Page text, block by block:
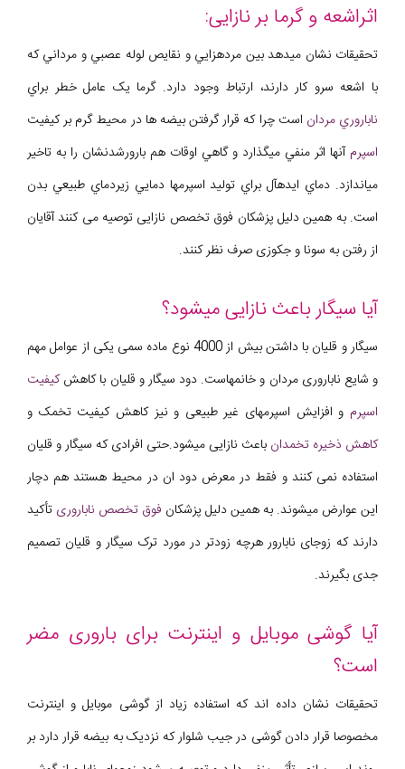
اثراشعه و گرما بر نازایی:
تحقيقات نشان ميدهد بين مردهزايي و نقايص لوله عصبي و مرداني که
با اشعه سرو کار دارند، ارتباط وجود دارد. گرما يک عامل خطر براي
ناباروري مردان است چرا که قرار گرفتن بيضه ها در محيط گرم بر کيفيت
اسپرمآنها اثر منفي ميگذارد و گاهي اوقات هم بارورشدنشان را به تاخير
مياندازد. دماي ايدهآل براي توليد اسپرمها دمايي زيردماي طبيعي بدن
است. به همین دلیل پزشکان فوق تخصص نازایی توصیه می کنند آقایان
از رفتن به سونا و جکوزی صرف نظر کنند.
آیا سیگار باعث نازایی میشود؟
سیگار و قلیان با داشتن بیش از 4000 نوع ماده سمی یکی از عوامل مهم
و شایع ناباروری مردان و خانمهاست. دود سیگار و قلیان با کاهشکیفیت
اسپرم و افزایش اسپرمهای غیر طبیعی و نیز کاهش کیفیت تخمک و
کاهش ذخیره تخمدان باعث نازایی میشود.حتی افرادی که سیگار و قلیان
استفاده نمی کنند و فقط در معرض دود ان در محیط هستند هم دچار
این عوارض میشوند. به همین دلیل پزشکان فوق تخصص ناباروری تأکید
دارند که زوجای نابارور هرچه زودتر در مورد ترک سیگار و قلیان تصمیم
جدی بگیرند.
آیا گوشی موبایل و اینترنت برای باروری مضر
است؟
تحقیقات نشان داده اند که استفاده زیاد از گوشی موبایل و اینترنت
مخصوصا قرار دادن گوشی در جیب شلوار که نزدیک به بیضه قرار دارد بر